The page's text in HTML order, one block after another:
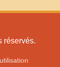
réservés.